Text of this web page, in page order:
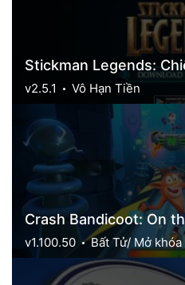
v2.5.1 Vô Hạn Tiền
Crash Bandicoot: On
v1.100.50 Bất Tử/ Mở khóa